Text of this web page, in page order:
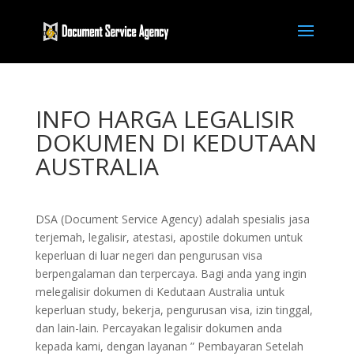
INFO HARGA LEGALISIR
DOKUMEN DI KEDUTAAN
AUSTRALIA
DSA (Document Service Agency) adalah spesialis jasa
terjemah, legalisir, atestasi, apostile dokumen untuk
keperluan di luar negeri dan pengurusan visa
berpengalaman dan terpercaya. Bagi anda yang ingin
melegalisir dokumen di Kedutaan Australia untuk
keperluan study, bekerja, pengurusan visa, izin tinggal,
dan lain-lain. Percayakan legalisir dokumen anda
kepada kami, dengan layanan ” Pembayaran Setelah